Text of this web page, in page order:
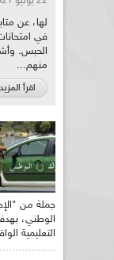
الحبس.
منهم...
اقرأ المزيد
جملة من
الوطني،
التعليمية